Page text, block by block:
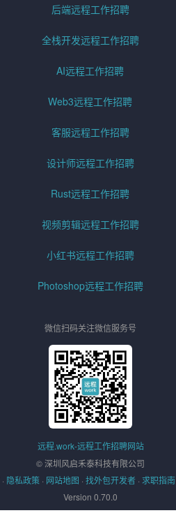
后端远程工作招聘
全栈开发远程工作招聘
AI远程工作招聘
Web3远程工作招聘
客服远程工作招聘
设计师远程工作招聘
Rust远程工作招聘
视频剪辑远程工作招聘
小红书远程工作招聘
Photoshop远程工作招聘
微信扫码关注微信服务号
远程.work-远程工作招聘网站
© 深圳风启禾泰科技有限公司
· 隐私政策 · 网站地图 · 找外包开发者 · 求职指南
Version 0.70.0